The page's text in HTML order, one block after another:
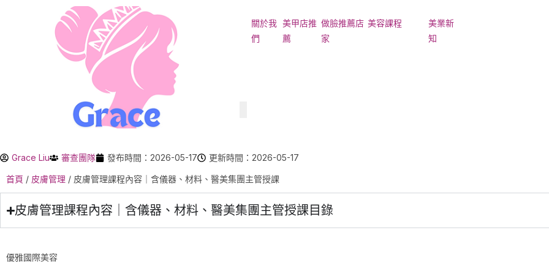
關於我
們
美甲店推
薦
做臉推薦店
家
美容課程
美業新
知
Grace Liu 審查團隊 發布時間：2026-05-17 更新時間：2026-05-17
首頁 / 皮膚管理 / 皮膚管理課程內容｜含儀器、材料、醫美集團主管授課
皮膚管理課程內容｜含儀器、材料、醫美集團主管授課目錄
優雅國際美容